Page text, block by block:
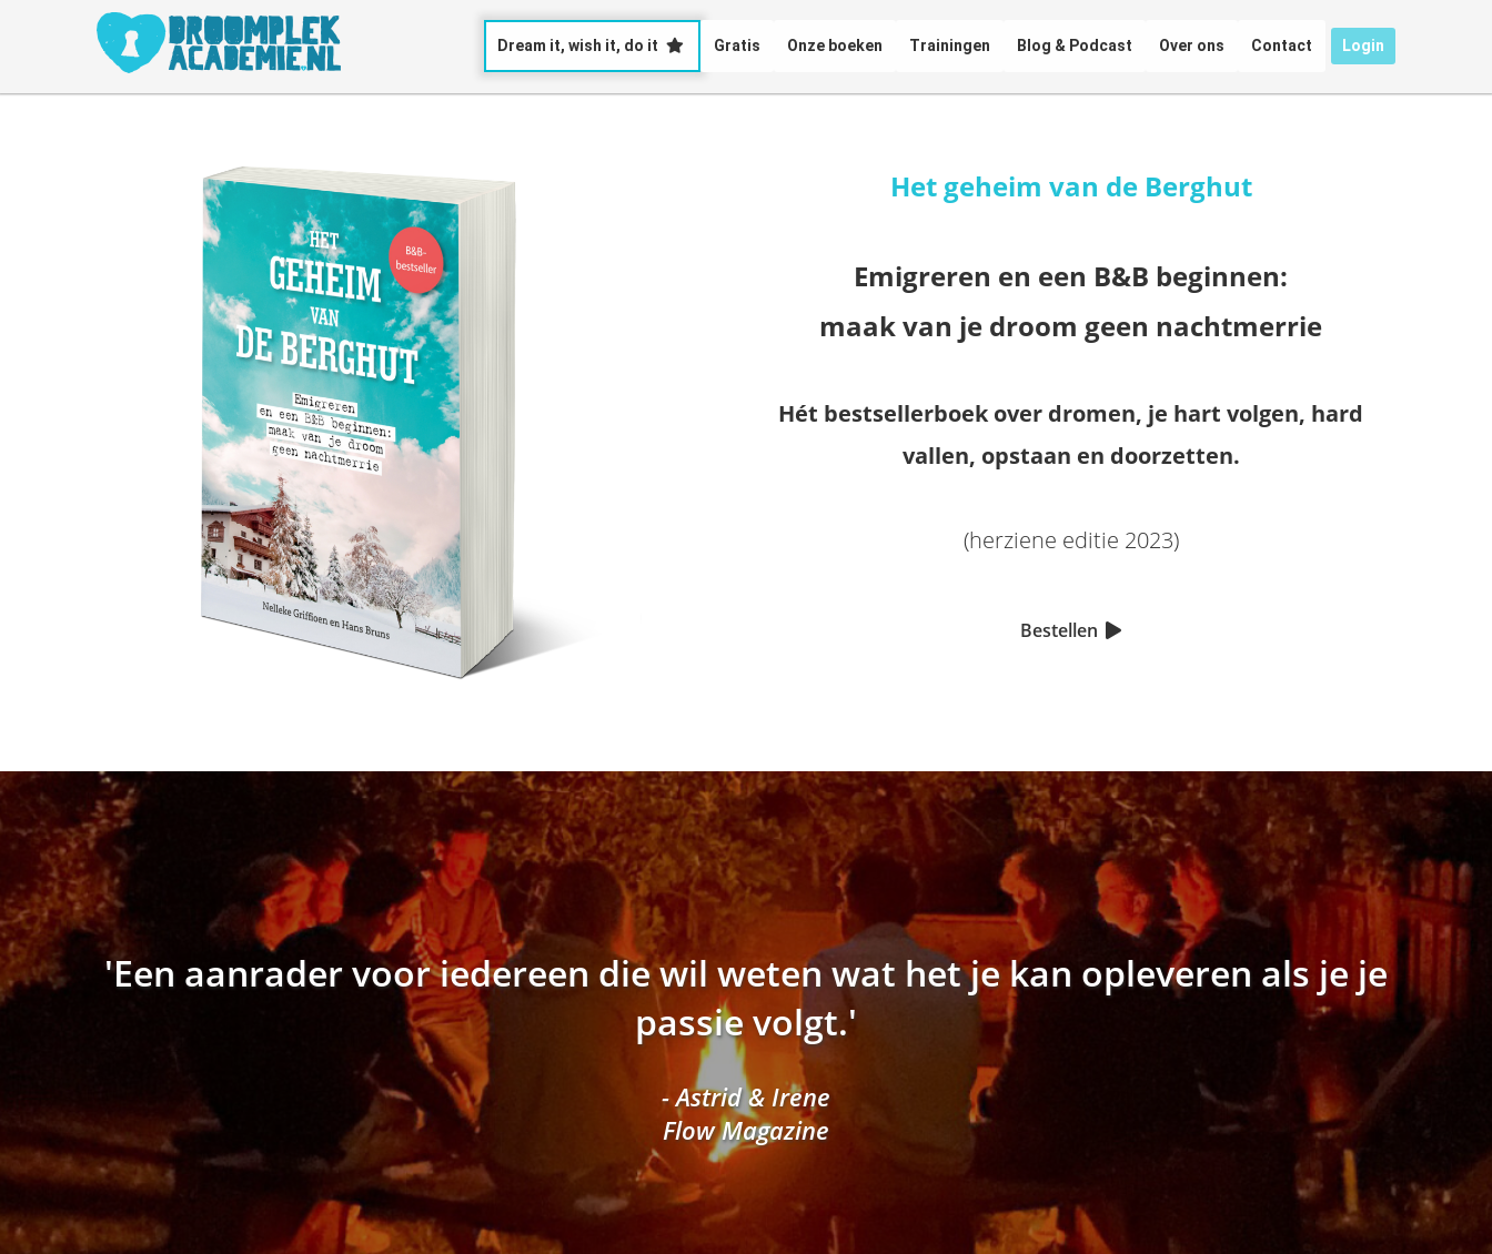
Dream it, wish it, do it Gratis Onze boeken Trainingen Blog & Podcast Over ons Contact Login
Het geheim van de Berghut
Emigreren en een B&B beginnen:
maak van je droom geen nachtmerrie
Hét bestsellerboek over dromen, je hart volgen, hard
vallen, opstaan en doorzetten.
(herziene editie 2023)
Bestellen
'Een aanrader voor iedereen die wil weten wat het je kan opleveren als je je
passie volgt.'
- Astrid & Irene
Flow Magazine